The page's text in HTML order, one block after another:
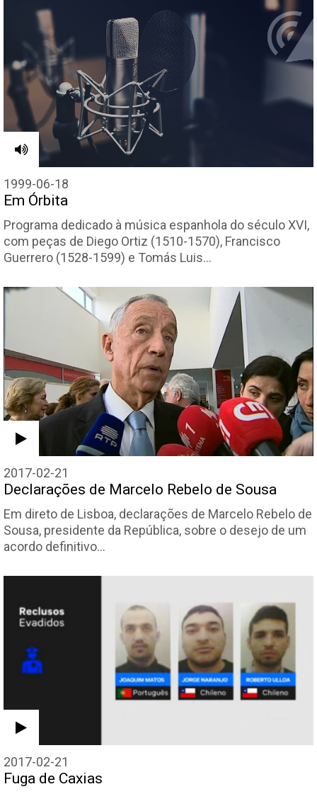
1999-06-18
Em Órbita
Programa dedicado à música espanhola do século XVI,
com peças de Diego Ortiz (1510-1570), Francisco
Guerrero (1528-1599) e Tomás Luis…
2017-02-21
Declarações de Marcelo Rebelo de Sousa
Em direto de Lisboa, declarações de Marcelo Rebelo de
Sousa, presidente da República, sobre o desejo de um
acordo definitivo…
2017-02-21
Fuga de Caxias